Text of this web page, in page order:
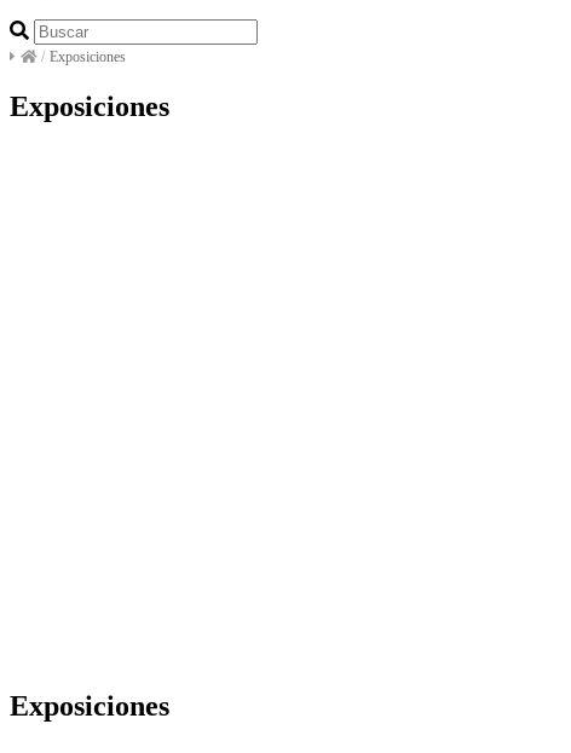
/ Exposiciones
Exposiciones
Exposiciones